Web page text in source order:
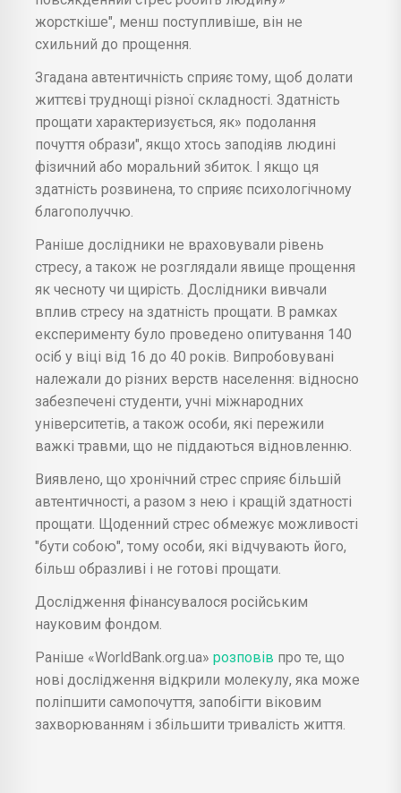
жорсткіше", менш поступливіше, він не
схильний до прощення.
Згадана автентичність сприяє тому, щоб долати
життєві труднощі різної складності. Здатність
прощати характеризується, як» подолання
почуття образи", якщо хтось заподіяв людині
фізичний або моральний збиток. І якщо ця
здатність розвинена, то сприяє психологічному
благополуччю.
Раніше дослідники не враховували рівень
стресу, а також не розглядали явище прощення
як чесноту чи щирість. Дослідники вивчали
вплив стресу на здатність прощати. В рамках
експерименту було проведено опитування 140
осіб у віці від 16 до 40 років. Випробовувані
належали до різних верств населення: відносно
забезпечені студенти, учні міжнародних
університетів, а також особи, які пережили
важкі травми, що не піддаються відновленню.
Виявлено, що хронічний стрес сприяє більшій
автентичності, а разом з нею і кращій здатності
прощати. Щоденний стрес обмежує можливості
"бути собою", тому особи, які відчувають його,
більш образливі і не готові прощати.
Дослідження фінансувалося російським
науковим фондом.
Раніше «WorldBank.org.ua» розповів про те, що
нові дослідження відкрили молекулу, яка може
поліпшити самопочуття, запобігти віковим
захворюванням і збільшити тривалість життя.